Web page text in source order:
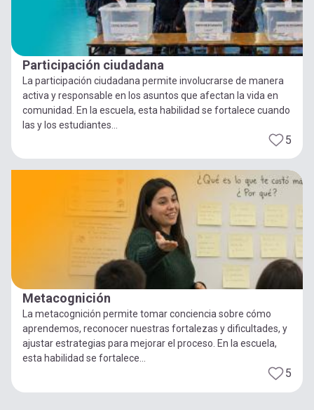
Participación ciudadana
La participación ciudadana permite involucrarse de manera
activa y responsable en los asuntos que afectan la vida en
comunidad. En la escuela, esta habilidad se fortalece cuando
las y los estudiantes...
5
Metacognición
La metacognición permite tomar conciencia sobre cómo
aprendemos, reconocer nuestras fortalezas y dificultades, y
ajustar estrategias para mejorar el proceso. En la escuela,
esta habilidad se fortalece...
5